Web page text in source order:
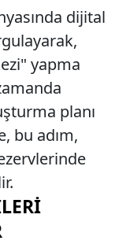
dijital
yapma
planı
bu adım,